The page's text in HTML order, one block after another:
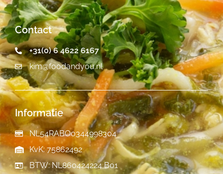
Contact
+31(0) 6 4622 6167
kim@foodandyou.nl
Informatie
NL54RABO0344998304
KvK: 75862492
BTW: NL860424224 B01